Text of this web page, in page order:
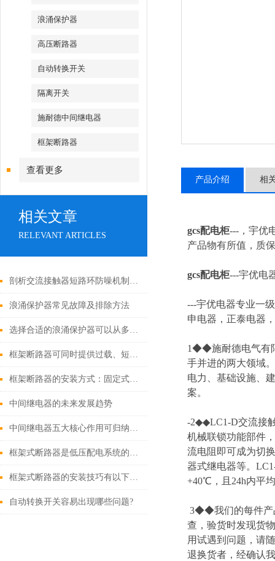
浪涌保护器
高压断路器
自动转换开关
隔离开关
施耐德中间继电器
框架断路器
查看更多
相关文章
RELEVANT ARTICLES
剖析交流接触器短路环防噪机制与电气安全操作红线
浪涌保护器常见故障及排除方法
选择合适的浪涌保护器可以从多个角度探讨
框架断路器可同时提供过载、短路、漏电保护功能
框架断路器的安装方式：固定式，插入式，抽出式
中间继电器的未来发展趋势
中间继电器五大核心作用可归纳如下
框架式断路器是低压配电系统的核心保护设备
框架式断路器的安装技巧有以下这些
自动转换开关容易出现哪些问题?
产品介绍 相
gcs配电柜---，宇优
产品物有所值，质
gcs配电柜---宇优电
---宇优电器专业一
申电器，正泰电器
1◆◆施耐德电气有
手并进的两大领域
电力、基础设施、
案。
-2◆◆LC1-D交流接
机械联锁功能部件
流电阻即可成为切
器式继电器等。
+40℃，且24h内平
3◆◆我们的每件产
查，验货时发现货
用试遇到问题，请
退换货者，经确认